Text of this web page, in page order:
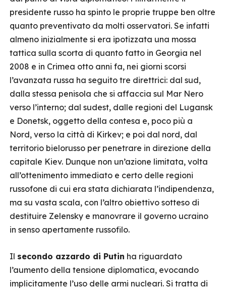
presidente russo ha spinto le proprie truppe ben oltre
quanto preventivato da molti osservatori. Se infatti
almeno inizialmente si era ipotizzata una mossa
tattica sulla scorta di quanto fatto in Georgia nel
2008 e in Crimea otto anni fa, nei giorni scorsi
l’avanzata russa ha seguito tre direttrici: dal sud,
dalla stessa penisola che si affaccia sul Mar Nero
verso l’interno; dal sudest, dalle regioni del Lugansk
e Donetsk, oggetto della contesa e, poco più a
Nord, verso la città di Kirkev; e poi dal nord, dal
territorio bielorusso per penetrare in direzione della
capitale Kiev. Dunque non un’azione limitata, volta
all’ottenimento immediato e certo delle regioni
russofone di cui era stata dichiarata l’indipendenza,
ma su vasta scala, con l’altro obiettivo sotteso di
destituire Zelensky e manovrare il governo ucraino
in senso apertamente russofilo.
Il secondo azzardo di Putin ha riguardato
l’aumento della tensione diplomatica, evocando
implicitamente l’uso delle armi nucleari. Si tratta di